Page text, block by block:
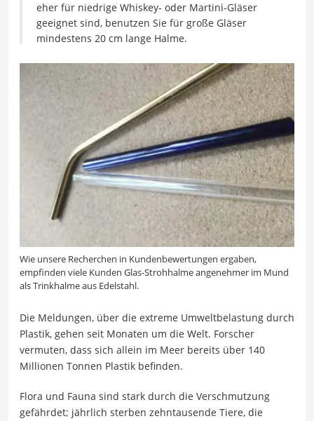
eher für niedrige Whiskey- oder Martini-Gläser
geeignet sind, benutzen Sie für große Gläser
mindestens 20 cm lange Halme.
Wie unsere Recherchen in Kundenbewertungen ergaben,
empfinden viele Kunden Glas-Strohhalme angenehmer im Mund
als Trinkhalme aus Edelstahl.
Die Meldungen, über die extreme Umweltbelastung durch
Plastik, gehen seit Monaten um die Welt. Forscher
vermuten, dass sich allein im Meer bereits über 140
Millionen Tonnen Plastik befinden.
Flora und Fauna sind stark durch die Verschmutzung
gefährdet; jährlich sterben zehntausende Tiere, die